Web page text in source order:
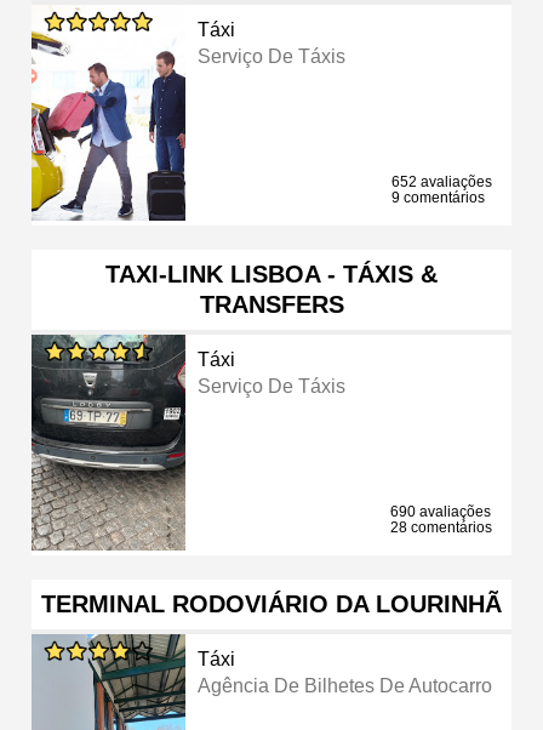
Táxi
Serviço De Táxis
652 avaliações
9 comentários
TAXI-LINK LISBOA - TÁXIS &
TRANSFERS
Táxi
Serviço De Táxis
690 avaliações
28 comentários
TERMINAL RODOVIÁRIO DA LOURINHÃ
Táxi
Agência De Bilhetes De Autocarro